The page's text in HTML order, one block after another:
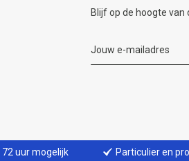
Blijf op de hoogte
72 uur mogelijk Particulier en